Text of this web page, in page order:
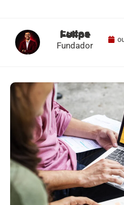
Lucas Felipe
Fundador